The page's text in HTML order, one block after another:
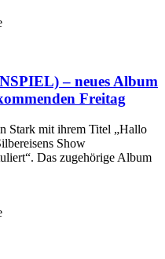
– neues Album
Freitag
Stark mit ihrem Titel „Hallo
Show
Das zugehörige Album